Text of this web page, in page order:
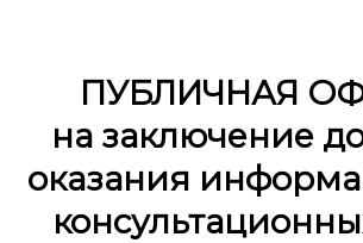
ПУБЛИЧНАЯ
на заключение
оказания